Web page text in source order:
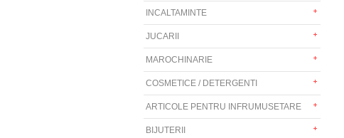
INCALTAMINTE
JUCARII
MAROCHINARIE
COSMETICE / DETERGENTI
ARTICOLE PENTRU INFRUMUSETARE
BIJUTERII